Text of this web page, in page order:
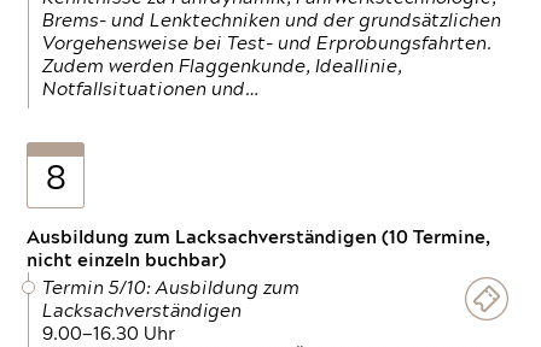
Brems- und Lenktechniken und der grundsätzlichen
Vorgehensweise bei Test- und Erprobungsfahrten.
Zudem werden Flaggenkunde, Ideallinie,
Notfallsituationen und…
8
Ausbildung zum Lacksachverständigen (10 Termine,
nicht einzeln buchbar)
Termin 5/10: Ausbildung zum
Lacksachverständigen
9.00—16.30 Uhr